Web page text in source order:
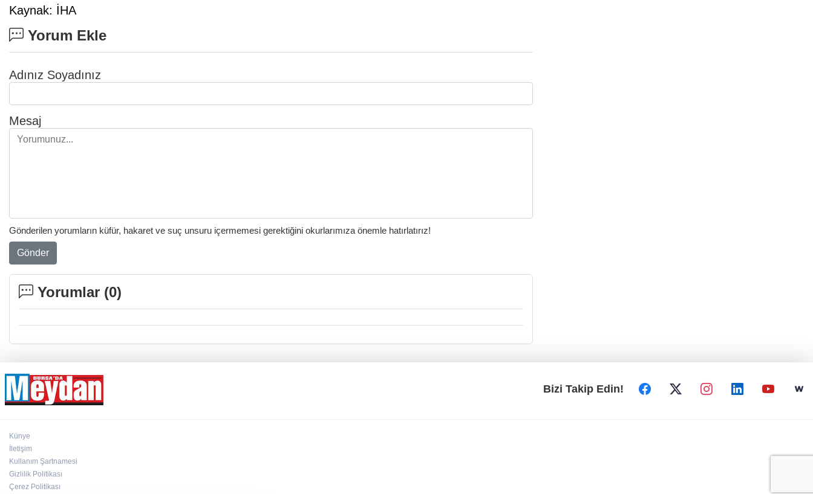
Kaynak: İHA
Yorum Ekle
Adınız Soyadınız
Mesaj
Gönderilen yorumların küfür, hakaret ve suç unsuru içermemesi gerektiğini okurlarımıza önemle hatırlatırız!
Gönder
Yorumlar (0)
Bizi Takip Edin!
Künye
İletişim
Kullanım Şartnamesi
Gizlilik Politikası
Çerez Politikası